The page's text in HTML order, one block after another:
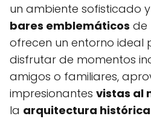
un ambiente sofisticado
bares emblemáticos de
ofrecen un entorno ideal
disfrutar de momentos
amigos o familiares,
impresionantes vistas al
la arquitectura histórica